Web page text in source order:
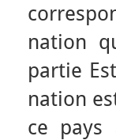
nation
partie
nation
ce pays